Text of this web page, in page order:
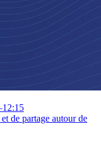
12:15
de partage autour de